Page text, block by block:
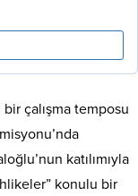
çalışma temposu
katılımıyla
konulu bir